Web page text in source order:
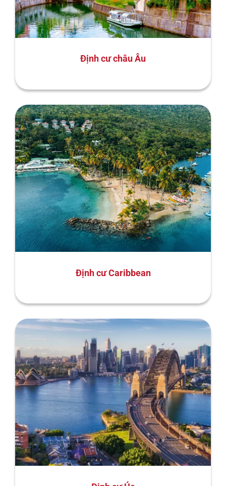
Định cư châu Âu
Định cư Caribbean